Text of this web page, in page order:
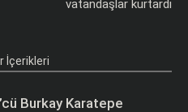
vatandaşlar kurtardı
İçerikleri
Burkay Karatepe